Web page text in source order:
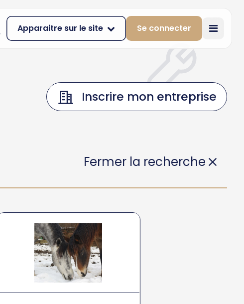
Apparaitre sur le site Se connecter
Inscrire mon entreprise
Fermer la recherche